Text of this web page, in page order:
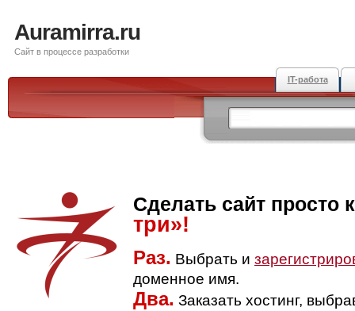
Auramirra.ru
Сайт в процессе разработки
IT-работа
Сделать сайт просто
три»!
Раз. Выбрать и
доменное имя.
Два. Заказать хостинг,